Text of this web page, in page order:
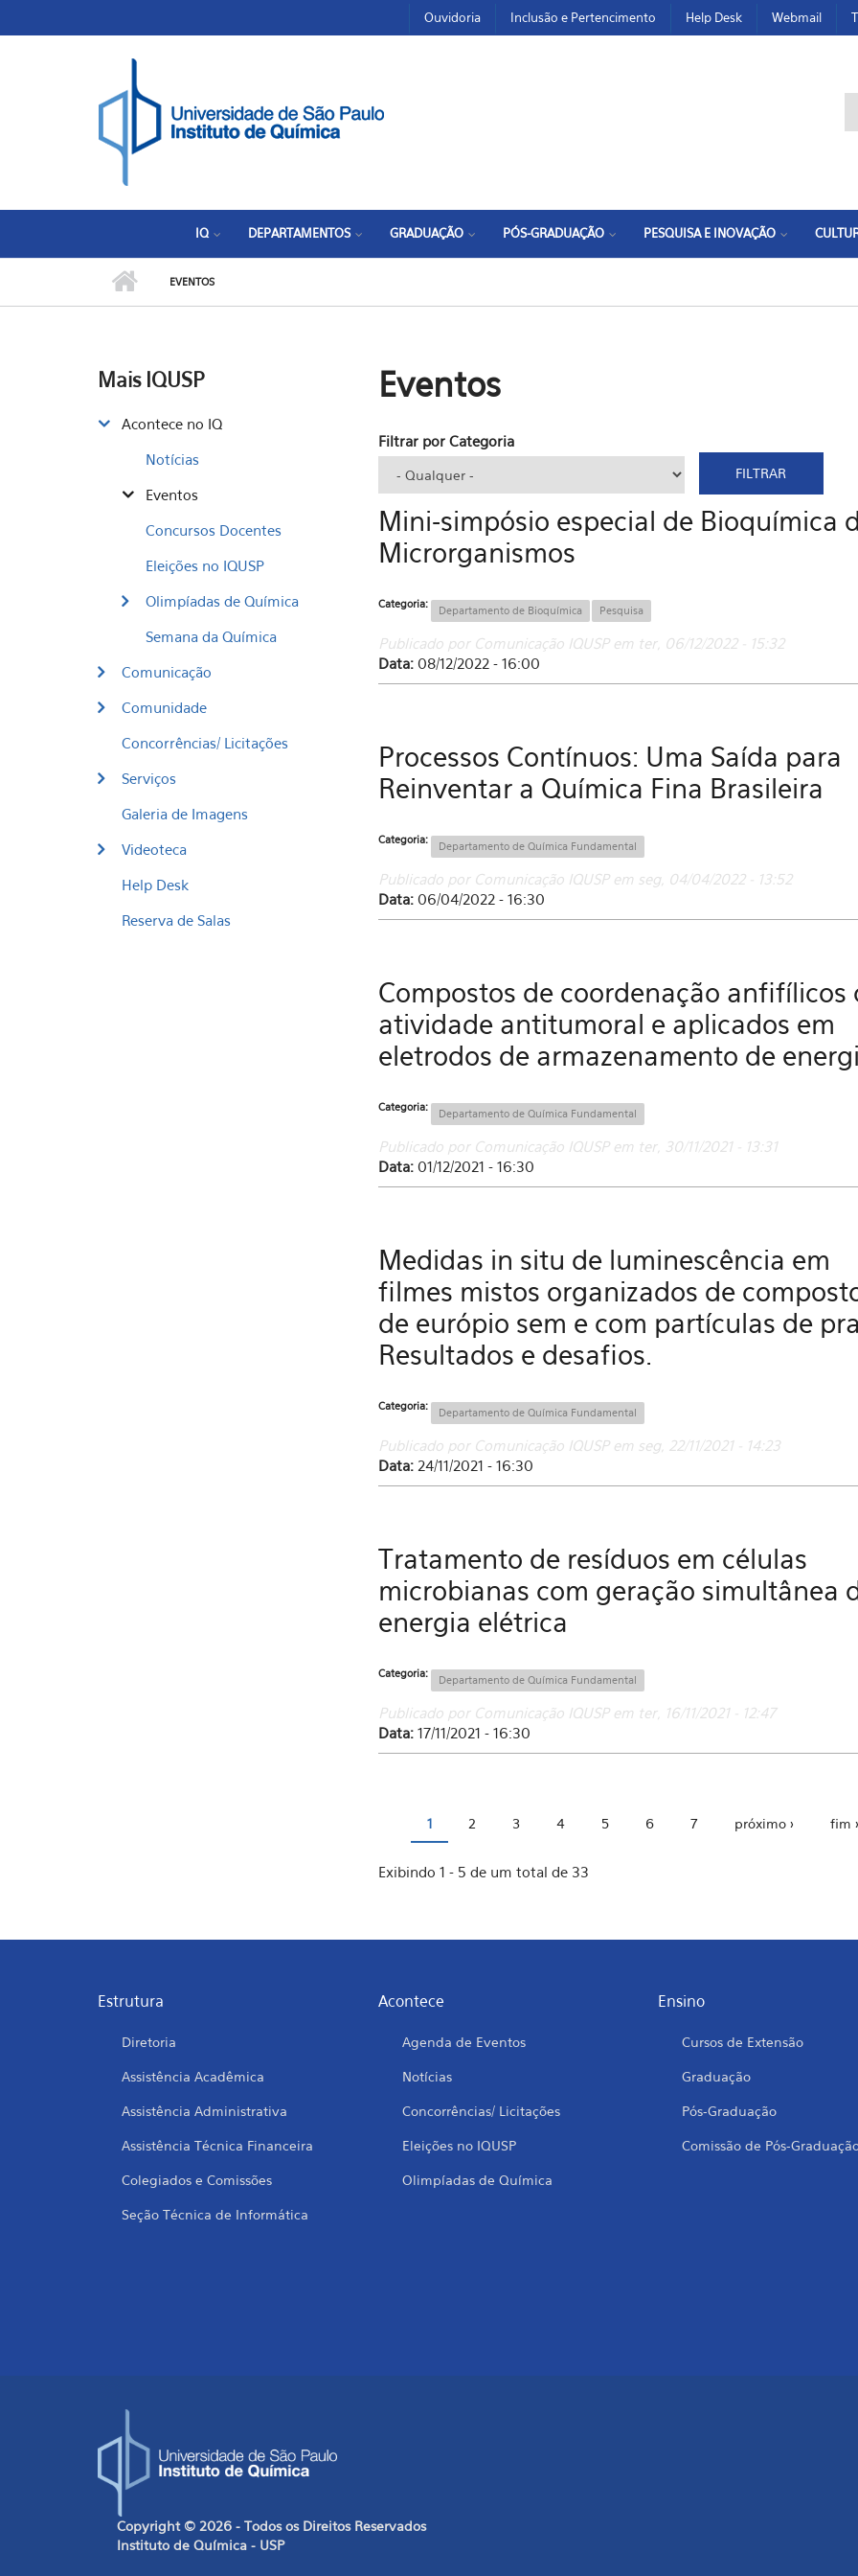
Ouvidoria Inclusão e Pertencimento Help Desk Webmail
IQ DEPARTAMENTOS GRADUAÇÃO PÓS-GRADUAÇÃO PESQUISA E INOVAÇÃO
EVENTOS
Mais IQUSP
Acontece no IQ
Notícias
Eventos
Concursos Docentes
Eleições no IQUSP
Olimpíadas de Química
Semana da Química
Comunicação
Comunidade
Concorrências/ Licitações
Serviços
Galeria de Imagens
Videoteca
Help Desk
Reserva de Salas
Eventos
Filtrar por Categoria
Mini-simpósio especial de Bioquímica
Microrganismos
Categoria: Departamento de Bioquímica Pesquisa
Publicado por Comunicação IQUSP em ter, 06/12/2022 - 15:32
Data: 08/12/2022 - 16:00
Processos Contínuos: Uma Saída para
Reinventar a Química Fina Brasileira
Categoria: Departamento de Química Fundamental
Publicado por Comunicação IQUSP em seg, 04/04/2022 - 13:52
Data: 06/04/2022 - 16:30
Compostos de coordenação anfifílicos
atividade antitumoral e aplicados em
eletrodos de armazenamento de
Categoria: Departamento de Química Fundamental
Publicado por Comunicação IQUSP em ter, 30/11/2021 - 13:31
Data: 01/12/2021 - 16:30
Medidas in situ de luminescência em
filmes mistos organizados de
de európio sem e com partículas de
Resultados e desafios.
Categoria: Departamento de Química Fundamental
Publicado por Comunicação IQUSP em seg, 22/11/2021 - 14:23
Data: 24/11/2021 - 16:30
Tratamento de resíduos em células
microbianas com geração simultânea
energia elétrica
Categoria: Departamento de Química Fundamental
Publicado por Comunicação IQUSP em ter, 16/11/2021 - 12:47
Data: 17/11/2021 - 16:30
Páginas
1 2 3 4 5 6 7 próximo › fim
Exibindo 1 - 5 de um total de 33
Estrutura
Diretoria
Assistência Acadêmica
Assistência Administrativa
Assistência Técnica Financeira
Colegiados e Comissões
Seção Técnica de Informática
Acontece
Agenda de Eventos
Notícias
Concorrências/ Licitações
Eleições no IQUSP
Olimpíadas de Química
Ensino
Cursos de Extensão
Graduação
Pós-Graduação
Comissão de Pós-
Copyright © 2026 - Todos os Direitos Reservados
Instituto de Química - USP